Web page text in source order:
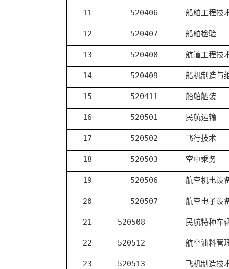
11 520406 船舶工程技
12 520407 船舶检验
13 520408 航道工程技
14 520409 船机制造与
15 520411 船舶舾装
16 520501 民航运输
17 520502 飞行技术
18 520503 空中乘务
19 520506 航空机电设
20 520507 航空电子设
21 520508 民航特种车
22 520512 航空油料管
23 520513 飞机制造技